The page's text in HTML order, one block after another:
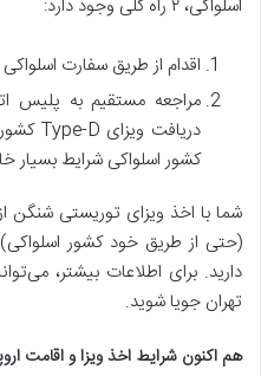
اسلواکی، ۲ راه کلی وجود دارد:
اقدام از طریق سفارت
مراجعه مستقیم به پلیس
کشور اسلواکی شرایط بسیار
شما با اخذ ویزای توریستی شنگن
(حتی از طریق خود کشور
دارید. برای اطلاعات بیشتر،
تهران جویا شوید.
هم اکنون شرایط اخذ ویزا و اقامت